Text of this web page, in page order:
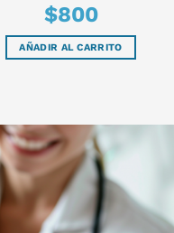
$800
AÑADIR AL CARRITO